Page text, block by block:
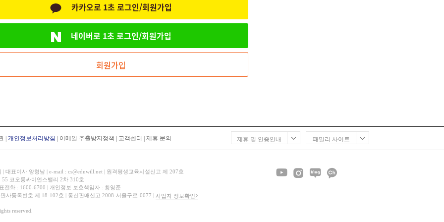
카카오로 1초 로그인/회원가입
네이버로 1초 로그인/회원가입
회원가입
개인정보처리방침 이메일 추출방지정책 고객센터 제휴 문의
대표이사 양형남 | e-mail : cs@eduwill.net | 원격평생교육시설신고 제 207호
코오롱싸이언스밸리 2차 310호
전화 : 1600-6700 | 개인정보 보호책임자 : 황영준
사등록번호 제 18-102호 | 통신판매신고 2008-서울구로-0077 | 사업자 정보확인
reserved.
패밀리 사이트
제휴 및 인증안내